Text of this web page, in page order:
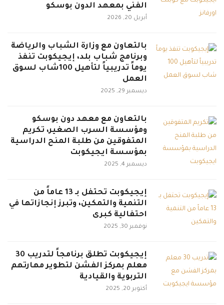
الفني بمعهد الدون بوسكو
أبريل 20, 2026
بالتعاون مع وزارة الشباب والرياضة
وبرنامج شباب بلد، إيجيكوبت تنفذ
يوماً تدريبياً لتأهيل 100شاب لسوق
العمل
ديسمبر 29, 2025
بالتعاون مع معهد دون بوسكو
ومؤسسة السرب الصغير، تكريم
المتفوقين من طلبة المنح الدراسية
بمؤسسة ايجيكوبت
ديسمبر 4, 2025
إيجيكوبت تحتفل بـ 13 عاماً من
التنمية والتمكين، وتبرز إنجازاتها في
احتفالية كبرى
نوفمبر 30, 2025
إيجيكوبت تطلق برنامجاً لتدريب 30
معلم بمركز الفشن لتطوير مهارتهم
التربوية والقيادية
أكتوبر 20, 2025